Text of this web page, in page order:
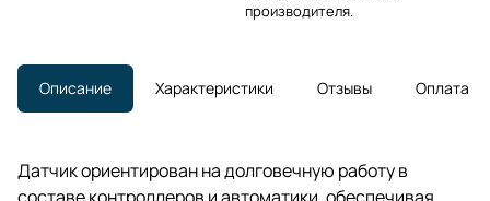
производителя.
Описание Характеристики Отзывы Оплата
Датчик ориентирован на долговечную работу в